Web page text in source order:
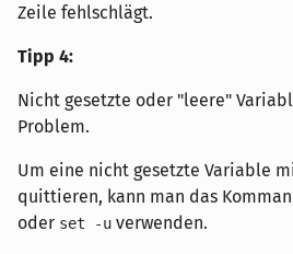
Zeile fehlschlägt.
Tipp 4:
Nicht gesetzte oder "leere"
Problem.
Um eine nicht gesetzte Variable
quittieren, kann man das
oder set -u verwenden.